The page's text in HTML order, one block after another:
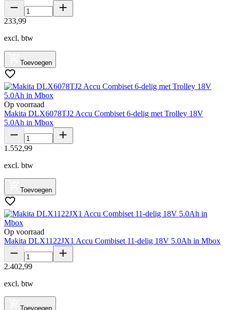
233,99
excl. btw
Toevoegen
Op voorraad
Makita DLX6078TJ2 Accu Combiset 6-delig met Trolley 18V
5.0Ah in Mbox
1 .552,99
excl. btw
Toevoegen
Op voorraad
Makita DLX1122JX1 Accu Combiset 11-delig 18V 5.0Ah in Mbox
2.402,99
excl. btw
Toevoegen